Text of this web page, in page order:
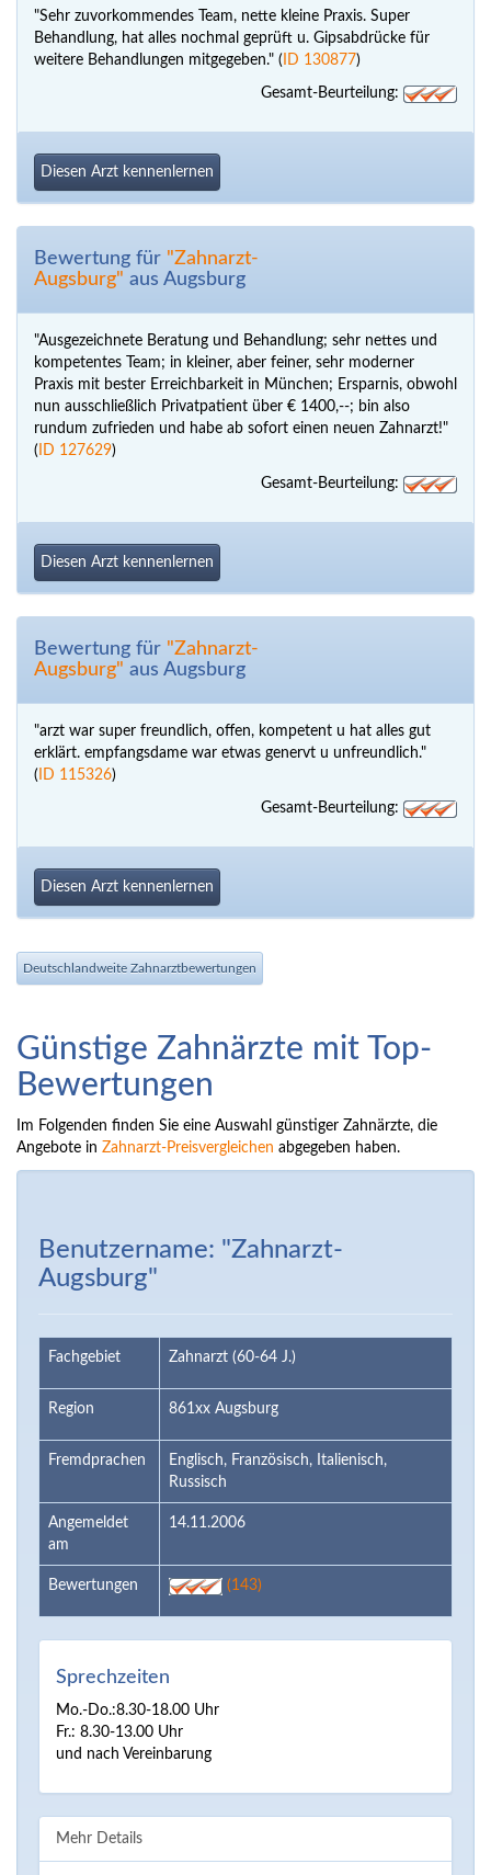
"Sehr zuvorkommendes Team, nette kleine Praxis. Super
Behandlung, hat alles nochmal geprüft u. Gipsabdrücke für
weitere Behandlungen mitgegeben." ( ID 130877)
Gesamt-Beurteilung:
Diesen Arzt kennenlernen
Bewertung für "Zahnarzt-
Augsburg" aus Augsburg
"Ausgezeichnete Beratung und Behandlung; sehr nettes und
kompetentes Team; in kleiner, aber feiner, sehr moderner
Praxis mit bester Erreichbarkeit in München; Ersparnis, obwohl
nun ausschließlich Privatpatient über € 1400,--; bin also
rundum zufrieden und habe ab sofort einen neuen Zahnarzt!"
( ID 127629)
Gesamt-Beurteilung:
Diesen Arzt kennenlernen
Bewertung für "Zahnarzt-
Augsburg" aus Augsburg
"arzt war super freundlich, offen, kompetent u hat alles gut
erklärt. empfangsdame war etwas genervt u unfreundlich."
( ID 115326)
Gesamt-Beurteilung:
Diesen Arzt kennenlernen
Deutschlandweite Zahnarztbewertungen
Günstige Zahnärzte mit Top-
Bewertungen
Im Folgenden finden Sie eine Auswahl günstiger Zahnärzte, die
Angebote in Zahnarzt-Preisvergleichen abgegeben haben.
Benutzername: "Zahnarzt-
Augsburg"
Fachgebiet Zahnarzt (60-64 J.)
Region 861xx Augsburg
Fremdprachen
Englisch, Französisch, Italienisch,
Russisch
Angemeldet
am
14.11.2006
Bewertungen (143)
Sprechzeiten
Mo.-Do.:8.30-18.00 Uhr
Fr.: 8.30-13.00 Uhr
und nach Vereinbarung
Mehr Details